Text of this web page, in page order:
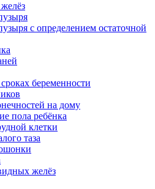
с определением остаточной
беременности
на дому
пола ребёнка
клетки
таза
желёз